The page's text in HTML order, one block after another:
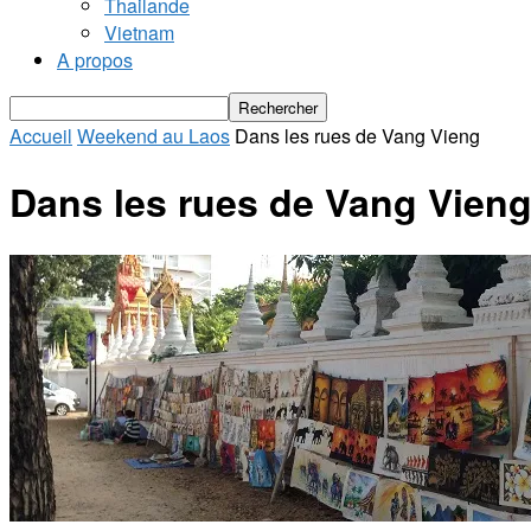
Vietnam
A propos
Accueil Weekend au Laos Dans les rues de Vang Vieng
Dans les rues de Vang Vieng